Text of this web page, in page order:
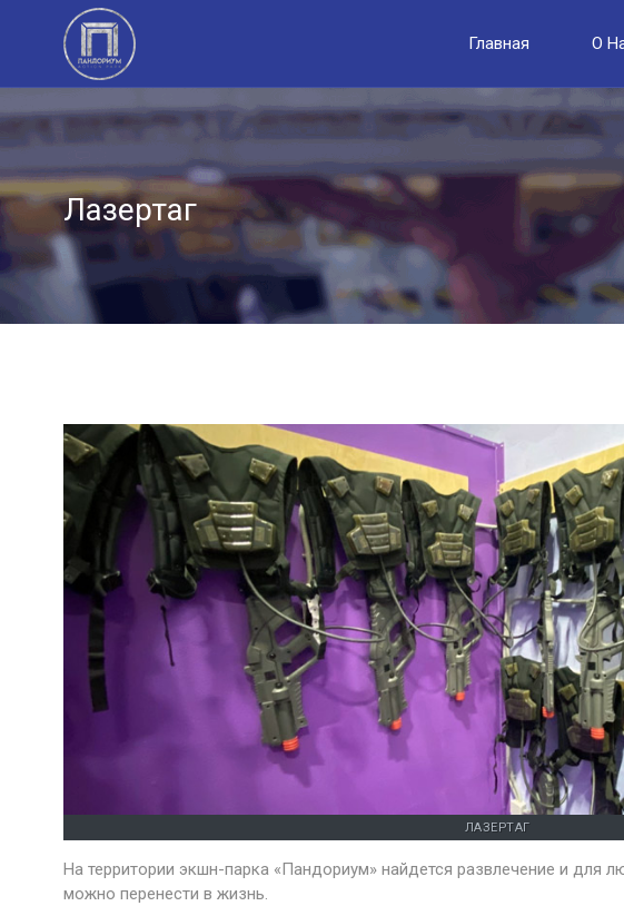
Главная О
Лазертаг
ЛАЗЕРТАГ
На территории экшн-парка «Пандориум» найдется развлечение и для
можно перенести в жизнь.